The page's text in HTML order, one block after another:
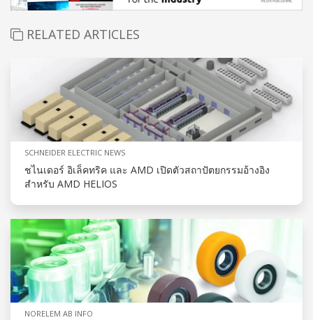
RELATED ARTICLES
SCHNEIDER ELECTRIC NEWS
ชไนเดอร์ อิเล็คทริค และ AMD เปิดตัวสถาปัตยกรรมอ้างอิง
สำหรับ AMD HELIOS
NORELEM AB INFO